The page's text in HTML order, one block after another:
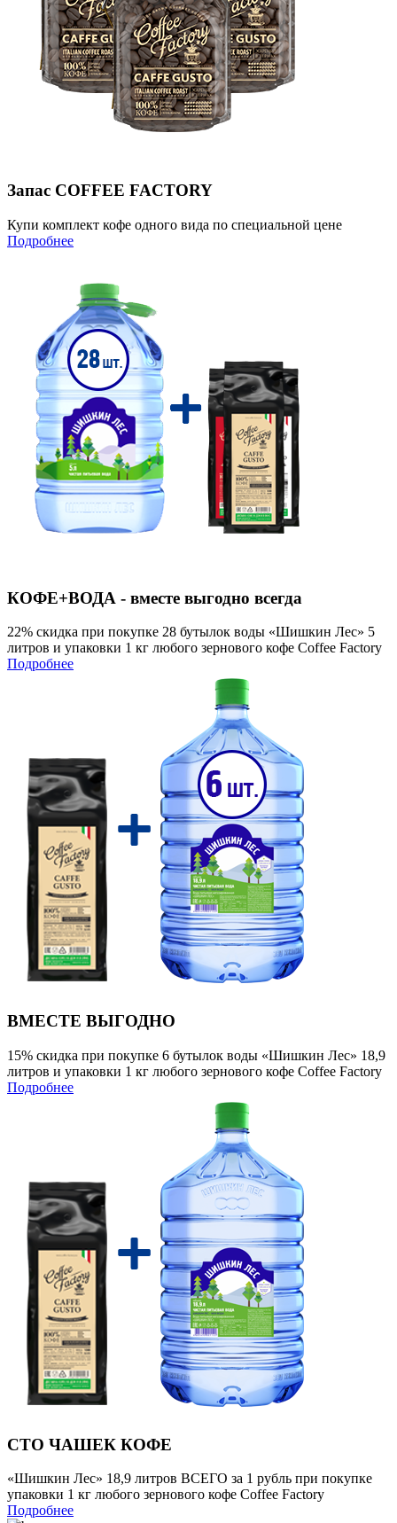
Запас COFFEE FACTORY
Купи комплект кофе одного вида по специальной цене
Подробнее
КОФЕ+ВОДА - вместе выгодно всегда
22% скидка при покупке 28 бутылок воды «Шишкин Лес» 5
литров и упаковки 1 кг любого зернового кофе Coffee Factory
Подробнее
ВМЕСТЕ ВЫГОДНО
15% скидка при покупке 6 бутылок воды «Шишкин Лес» 18,9
литров и упаковки 1 кг любого зернового кофе Coffee Factory
Подробнее
СТО ЧАШЕК КОФЕ
«Шишкин Лес» 18,9 литров ВСЕГО за 1 рубль при покупке
упаковки 1 кг любого зернового кофе Coffee Factory
Подробнее